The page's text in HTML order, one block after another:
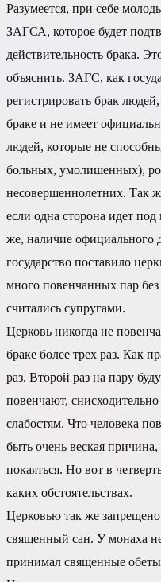
Разумеется, при себе
ЗАГСА, которое будет
действительность брака.
объяснить. ЗАГС, как
регистрировать брак
браке и не имеет
людей, которые не
больных, умолишенных),
несовершеннолетних. Так
если одна сторона идет
же, наличие официального
государство поставило
много повенчанных пар
считались супругами.
Церковь никогда не
браке более трех раз. Как
раз. Второй раз на пару
повенчают,
слабостям. Что человека
быть очень веская
покаяться. Но вот в
каких обстоятельствах.
Церковью так же
священный сан. У монаха
принимал священные